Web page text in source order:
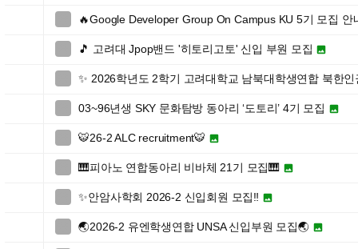
🔥Google Developer Group On Campus KU 5기 모집
🎵 고려대 Jpop밴드 '히토리고토' 신입 부원 모집 
✨ 2026학년도 2학기 고려대학교 남북대학생연합 북한
03~96년생 SKY 문화탐방 동아리 ‘도토리’ 4기 모집 
🐯26-2 ALC recruitment🐯 
🎹피아노 연합동아리 비바체 21기 모집🎹 
✨안암사학회 2026-2 신입회원 모집‼️ 
🌏2026-2 유엔학생연합 UNSA 신입부원 모집🌏 